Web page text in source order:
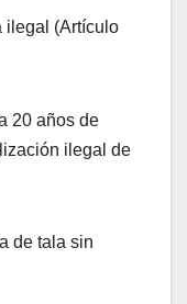
ilegal (Artículo
20 años de
ilegal de
de tala sin